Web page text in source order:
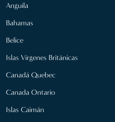
Anguila
Bahamas
Belice
Islas Vírgenes Británicas
Canadá Quebec
Canada Ontario
Islas Caimán